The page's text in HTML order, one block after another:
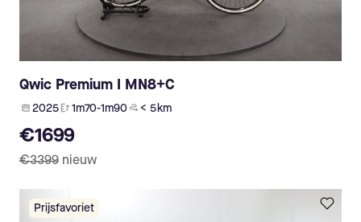
Qwic Premium I MN8+C
2025 1m70-1m90 < 5 km
€1699
€3399 nieuw
Prijsfavoriet